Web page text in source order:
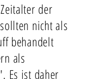
der
nicht als
behandelt
als
Es ist daher